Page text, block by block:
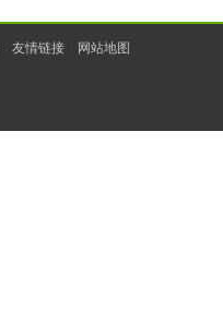
友情链接
网站地图